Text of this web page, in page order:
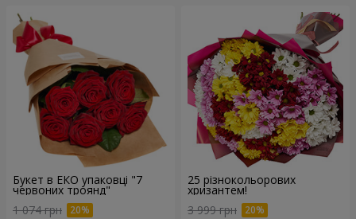
Букет в ЕКО упаковці "7
червоних троянд"
1 074 грн
25 різнокольорових
хризантем!
3 999 грн